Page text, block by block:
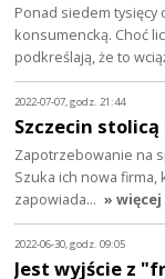
Ponad siedem tysięcy
konsumencką. Choć
podkreślają, że to
2022-07-07, godz. 21:44
Szczecin stolicą
Zapotrzebowanie na
Szuka ich nowa firma,
zapowiada… » więcej
2022-06-30, godz. 09:05
Jest wyjście z